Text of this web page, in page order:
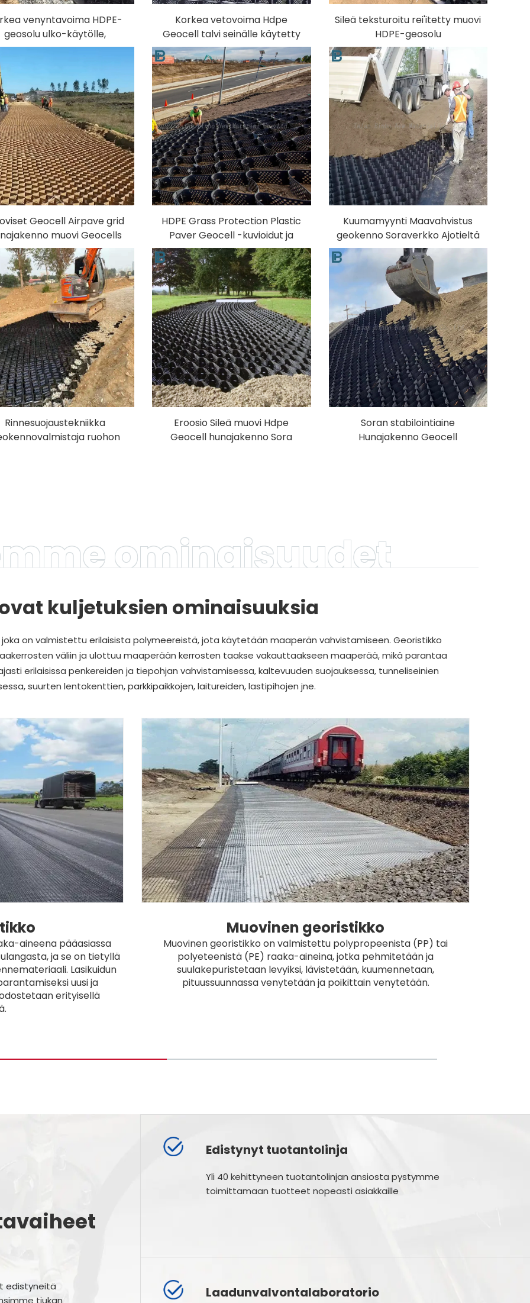
venyntavoima HDPE-
geosolu ulko-käytölle,
ajokatuille,
rakentamiseen
Korkea vetovoima Hdpe
Geocell talvi seinälle käytetty
teiden rakentamiseen ajossa
muovi geocell hiekka moottori
geocell
Sileä teksturoitu rei'itetty muovi
HDPE-geosolu
tien/rinteiden/rinteiden
maaperän vahvistamiseen
Geocell Airpave grid
muovi Geocells
Erosion Control Geocell
HDPE Grass Protection Plastic
Paver Geocell -kuvioidut ja
rei'itetyt HDPE-geosolut
Kuumamyynti Maavahvistus
geokenno Soraverkko Ajotieltä
Soran stabilisaattori HDPE
Geocell
Rinnesuojaustekniikka
ruohon
Eroosio Sileä muovi Hdpe
Geocell hunajakenno Sora
Soran stabilointiaine
Hunajakenno Geocell
ominaisuudet
kuljetuksien ominaisuuksia
on valmistettu erilaisista polymeereistä, jota käytetään maaperän vahvistamiseen. Georistikko
väliin ja ulottuu maaperään kerrosten taakse vakauttaakseen maaperää, mikä parantaa
erilaisissa penkereiden ja tiepohjan vahvistamisessa, kaltevuuden suojauksessa, tunneliseinien
suurten lentokenttien, parkkipaikkojen, laitureiden, lastipihojen jne.
aineena pääasiassa
ja se on tietyllä
Lasikuidun
uusi ja
erityisellä
Muovinen georistikko
Muovinen georistikko on valmistettu polypropeenista (PP) tai
polyeteenistä (PE) raaka-aineina, jotka pehmitetään ja
suulakepuristetaan levyiksi, lävistetään, kuumennetaan,
pituussuunnassa venytetään ja poikittain venytetään.
edistyneitä
tiukan
Edistynyt tuotantolinja
Yli 40 kehittyneen tuotantolinjan ansiosta pystymme
toimittamaan tuotteet nopeasti asiakkaille
Laadunvalvontalaboratorio